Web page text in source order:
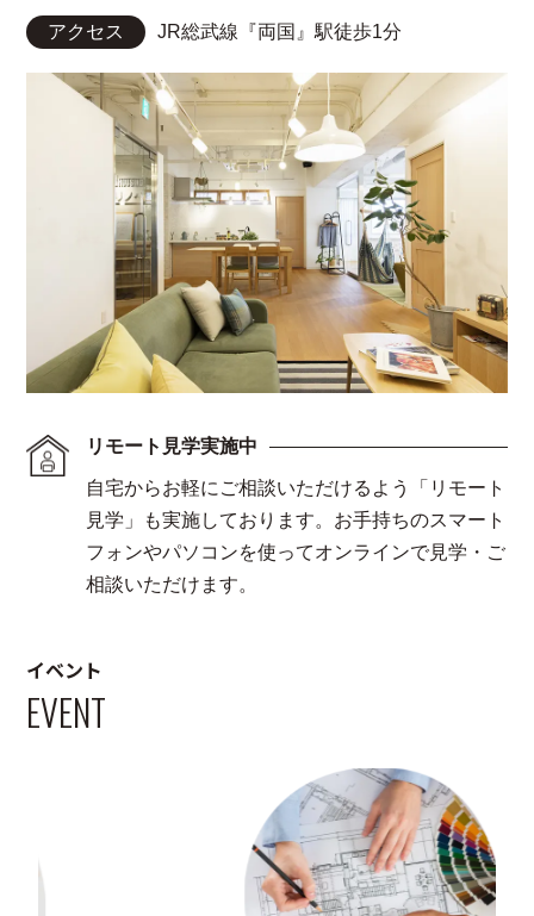
アクセス JR総武線『両国』駅徒歩1分
リモート見学実施中
自宅からお軽にご相談いただけるよう「リモート
見学」も実施しております。お手持ちのスマート
フォンやパソコンを使ってオンラインで見学・ご
相談いただけます。
イベント
EVENT